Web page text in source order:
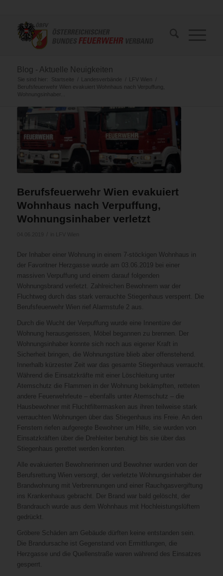
Blog - Aktuelle Neuigkeiten
Sie sind hier: Startseite / Landesverbände / LFV Wien
/
Berufsfeuerwehr Wien evakuiert Wohnhaus nach Verpuffung,
Wohnungsinhaber...
Berufsfeuerwehr Wien evakuiert
Wohnhaus nach Verpuffung,
Wohnungsinhaber verletzt
Der Inhaber einer Wohnung in einem 7-stöckigen Wohnhaus in
der Favoritner Herzgasse wurde am 03.06.2019 bei einer
massiven Verpuffung und einem darauf folgenden
Wohnungsbrand verletzt. Zahlreichen Bewohnern war der
Fluchtweg durch das stark verrauchte Stiegenhaus versperrt. Die
Berufsfeuerwehr Wien rief Alarmstufe 2 aus.
Durch die Wucht der Verpuffung wurde eine Innentüre der
Wohnung herausgerissen, Möbel begannen zu brennen. Der
Wohnungsinhaber konnte sich noch aus eigener Kraft in
Sicherheit bringen, die Wohnungstüre blieb aber offenstehend.
Innerhalb kürzester Zeit war das gesamte Stiegenhaus verraucht.
Während die Einsatzkräfte mit einer Löschleitung unter
Atemschutz die Flammen in der Wohnung bekämpften, retteten
andere Feuerwehrleute – ebenfalls unter Atemschutz – die
Hausbewohner mit Fluchtfiltermasken aus ihren teilweise stark
verrauchten Wohnungen über das Stiegenhaus ins Freie. An den
Fenstern riefen aufgeregte Bewohner um Hilfe, sie wurden von
Einsatzkräften über die Drehleiter beruhigt bis sie über das
Stiegenhaus gerettet werden konnten.
Alle evakuierten Bewohnerinnen und Bewohner wurden von der
Berufsrettung Wien versorgt, der verletzte Wohnungsinhaber der
Brandwohnung mit Verbrennungen und einer Rauchgasvergiftung
ins Krankenhaus gebracht. Der Brand war bald gelöscht, der
Brandrauch wurde aus dem Wohnhaus mit Hochleistungslüftern
gedrückt.
Gröbere Schäden am Gebäude dürften keine entstanden sein.
Die Brandursache ist Gegenstand von Ermittlungen, die
Herzgasse und die Quellenstraße waren während des Einsatzes
gesperrt.